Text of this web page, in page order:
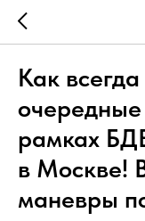
Как
рамках
в Москве!
маневры